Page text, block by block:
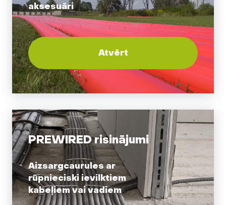
aksesuāri
Atvērt
PREWIRED risinājumi
Aizsargcaurules ar
rūpnieciski ievilktiem
kabeļiem vai vadiem